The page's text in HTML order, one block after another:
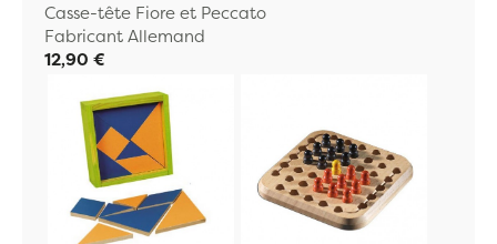
Casse-tête Fiore et Peccato
Fabricant Allemand
12,90 €